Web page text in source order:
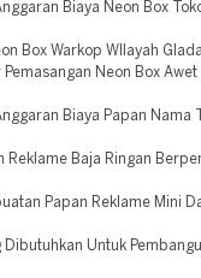
Biaya Neon Box
Box Warkop WIlayah
Neon Box Awet
Biaya Papan Nama
Reklame Baja Ringan
Papan Reklame Mini
Untuk